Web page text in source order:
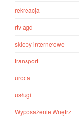
rekreacja
rtv agd
sklepy internetowe
transport
uroda
usługi
Wyposażenie Wnętrz